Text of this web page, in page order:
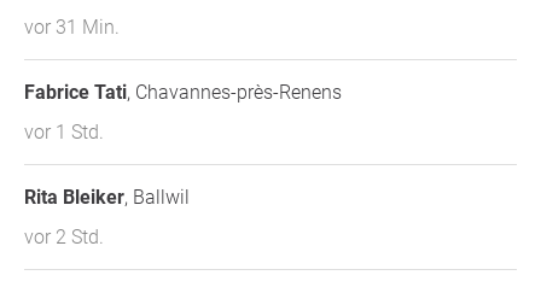
vor 31 Min.
Fabrice Tati, Chavannes-près-Renens
vor 1 Std.
Rita Bleiker, Ballwil
vor 2 Std.